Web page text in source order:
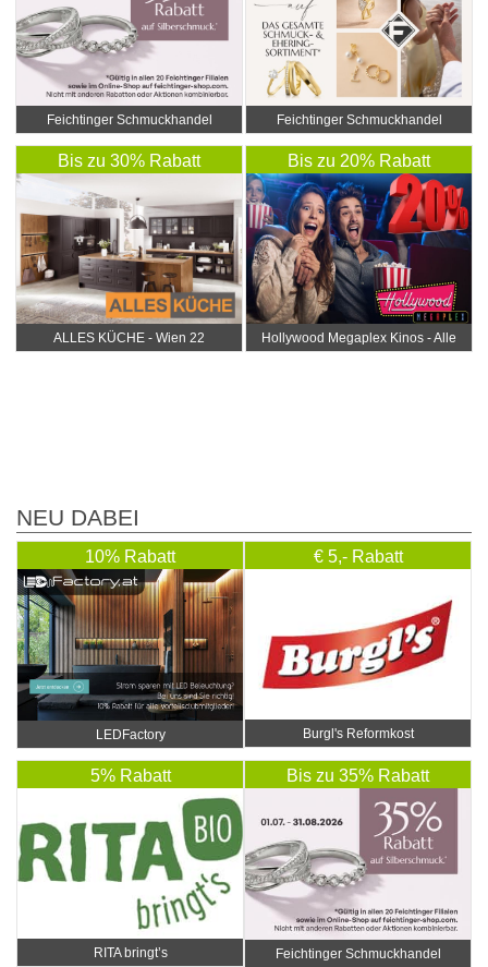
Feichtinger Schmuckhandel
Feichtinger Schmuckhandel
Bis zu 30% Rabatt
ALLES KÜCHE - Wien 22
Bis zu 20% Rabatt
Hollywood Megaplex Kinos - Alle
NEU DABEI
10% Rabatt
LEDFactory
€ 5,- Rabatt
Burgl's Reformkost
5% Rabatt
RITA bringt’s
Bis zu 35% Rabatt
Feichtinger Schmuckhandel